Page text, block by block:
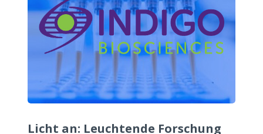
Licht an: Leuchtende Forschung